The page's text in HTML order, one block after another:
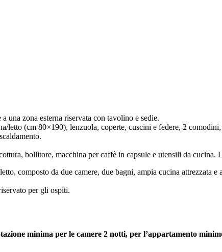
una zona esterna riservata con tavolino e sedie.
letto (cm 80×190), lenzuola, coperte, cuscini e federe, 2
bollitore, macchina per caffè in capsule e utensili da cucina.
composto da due camere, due bagni, ampia cucina attrezzata e
per gli ospiti.
minima per le camere 2 notti, per l’appartamento